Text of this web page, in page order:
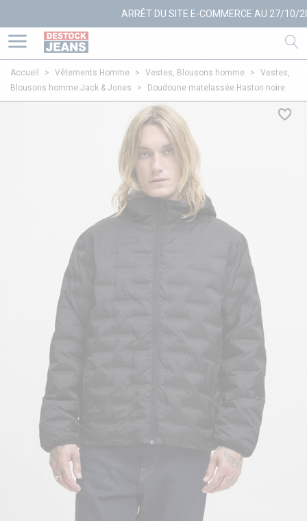
ARRÊT DU SITE E-COMMERCE AU 27/10/2025
Accueil > Vêtements Homme > Vestes, Blousons homme >
Vestes,
Blousons homme Jack & Jones
> Doudoune matelassée Haston noire